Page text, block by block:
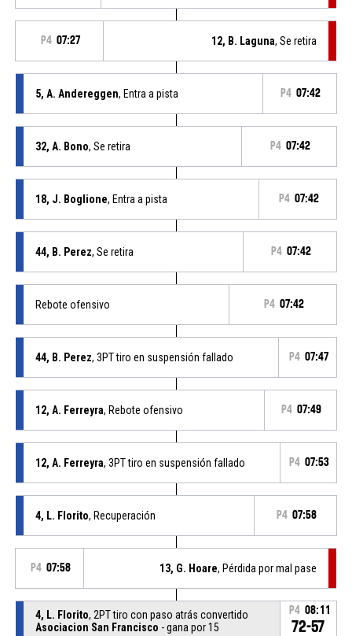
P4 07:27 12, B. Laguna, Se retira
5, A. Andereggen, Entra a pista P4 07:42
32, A. Bono, Se retira P4 07:42
18, J. Boglione, Entra a pista P4 07:42
44, B. Perez, Se retira P4 07:42
Rebote ofensivo P4 07:42
44, B. Perez, 3PT tiro en suspensión fallado P4 07:47
12, A. Ferreyra, Rebote ofensivo P4 07:49
12, A. Ferreyra, 3PT tiro en suspensión fallado P4 07:53
4, L. Florito, Recuperación P4 07:58
P4 07:58 13, G. Hoare, Pérdida por mal pase
4, L. Florito, 2PT tiro con paso atrás convertido
Asociacion San Francisco - gana por 15
P4 08:11
72-57